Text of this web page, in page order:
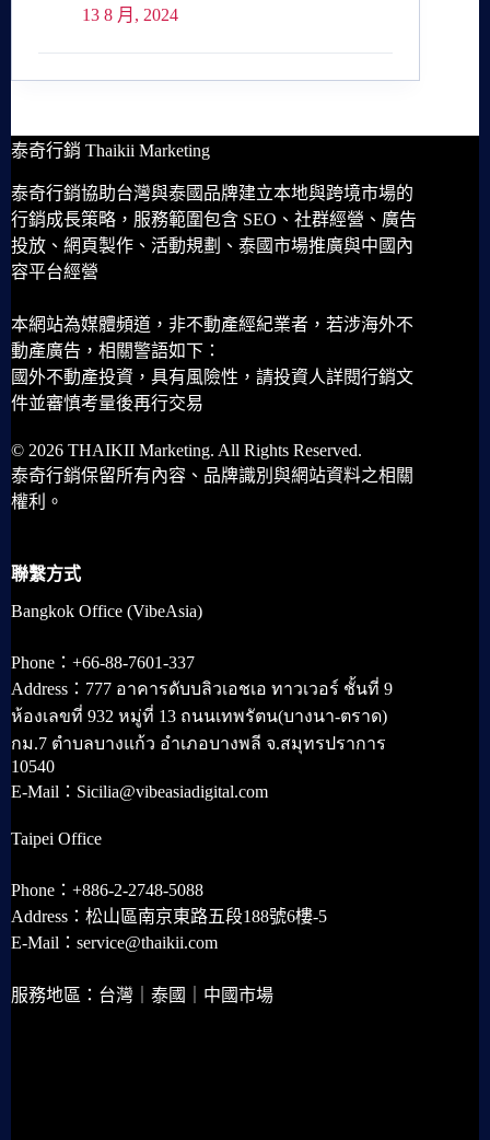
13 8 月, 2024
泰奇行銷 Thaikii Marketing
泰奇行銷協助台灣與泰國品牌建立本地與跨境市場的
行銷成長策略，服務範圍包含 SEO、社群經營、廣告
投放、網頁製作、活動規劃、泰國市場推廣與中國內
容平台經營
本網站為媒體頻道，非不動產經紀業者，若涉海外不
動產廣告，相關警語如下：
國外不動產投資，具有風險性，請投資人詳閱行銷文
件並審慎考量後再行交易
© 2026 THAIKII Marketing. All Rights Reserved.
泰奇行銷保留所有內容、品牌識別與網站資料之相關
權利。
聯繫方式
Bangkok Office (VibeAsia)
Phone：+66-88-7601-337
Address：777 อาคารดับบลิวเอชเอ ทาวเวอร์ ชั้นที่ 9
ห้องเลขที่ 932 หมู่ที่ 13 ถนนเทพรัตน(บางนา-ตราด)
กม.7 ตำบลบางแก้ว อำเภอบางพลี จ.สมุทรปราการ
10540
E-Mail：Sicilia@vibeasiadigital.com
Taipei Office
Phone：+886-2-2748-5088
Address：松山區南京東路五段188號6樓-5
E-Mail：service@thaikii.com
服務地區：台灣｜泰國｜中國市場